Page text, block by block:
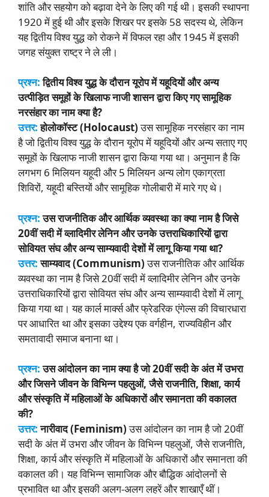
शांति और सहयोग को बढ़ावा देने के लिए की गई थी। इसकी स्थापना
1920 में हुई थी और इसके शिखर पर इसके 58 सदस्य थे, लेकिन
यह द्वितीय विश्व युद्ध को रोकने में विफल रहा और 1945 में इसकी
जगह संयुक्त राष्ट्र ने ले ली।
प्रश्न:द्वितीय विश्व युद्ध के दौरान यूरोप में यहूदियों और अन्य
उत्पीड़ित समूहों के खिलाफ नाजी शासन द्वारा किए गए सामूहिक
नरसंहार का नाम क्या है?
उत्तर: होलोकॉस्ट (Holocaust)उस सामूहिक नरसंहार का नाम
है जो द्वितीय विश्व युद्ध के दौरान यूरोप में यहूदियों और अन्य सताए गए
समूहों के खिलाफ नाजी शासन द्वारा किया गया था। अनुमान है कि
लगभग 6 मिलियन यहूदी और 5 मिलियन अन्य लोग एकाग्रता
शिविरों, यहूदी बस्तियों और सामूहिक गोलीबारी में मारे गए थे।
प्रश्न:उस राजनीतिक और आर्थिक व्यवस्था का क्या नाम है जिसे
20वीं सदी में व्लादिमीर लेनिन और उनके उत्तराधिकारियों द्वारा
सोवियत संघ और अन्य साम्यवादी देशों में लागू किया गया था?
उत्तर: साम्यवाद (Communism)उस राजनीतिक और आर्थिक
व्यवस्था का नाम है जिसे 20वीं सदी में व्लादिमीर लेनिन और उनके
उत्तराधिकारियों द्वारा सोवियत संघ और अन्य साम्यवादी देशों में लागू
किया गया था। यह कार्ल मार्क्स और फ्रेडरिक एंगेल्स की विचारधारा
पर आधारित था और इसका उद्देश्य एक वर्गहीन, राज्यविहीन और
समतावादी समाज बनाना था।
प्रश्न:उस आंदोलन का नाम क्या है जो 20वीं सदी के अंत में उभरा
और जिसने जीवन के विभिन्न पहलुओं, जैसे राजनीति, शिक्षा, कार्य
और संस्कृति में महिलाओं के अधिकारों और समानता की वकालत
की?
उत्तर: नारीवाद (Feminism)उस आंदोलन का नाम है जो 20वीं
सदी के अंत में उभरा और जीवन के विभिन्न पहलुओं, जैसे राजनीति,
शिक्षा, कार्य और संस्कृति में महिलाओं के अधिकारों और समानता की
वकालत की। यह विभिन्न सामाजिक और बौद्धिक आंदोलनों से
प्रभावित था और इसकी अलग-अलग लहरें और शाखाएँ थीं।